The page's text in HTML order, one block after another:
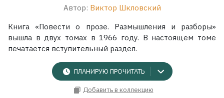
Автор: Виктор Шкловский
Книга «Повести о прозе. Размышления и разборы»
вышла в двух томах в 1966 году. В настоящем томе
печатается вступительный раздел.
ПЛАНИРУЮ ПРОЧИТАТЬ
Добавить в коллекцию